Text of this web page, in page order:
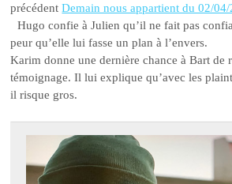
précédentDemain nous appartient du 02/04/
Hugo confie à Julien qu’il ne fait pas
peur qu’elle lui fasse un plan à l’envers.
Karim donne une dernière chance à Bart de
témoignage. Il lui explique qu’avec les
il risque gros.